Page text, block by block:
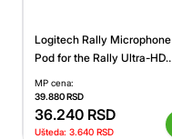
Logitech Rally Microphone
Pod for the Rally Ultra-HD
ConfererenceCam
MP cena:
39.880RSD
36.240 RSD
Ušteda: 3.640 RSD